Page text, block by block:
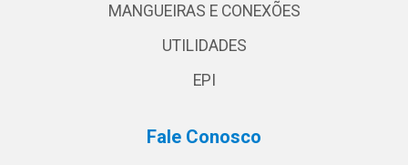
MANGUEIRAS E CONEXÕES
UTILIDADES
EPI
Fale Conosco